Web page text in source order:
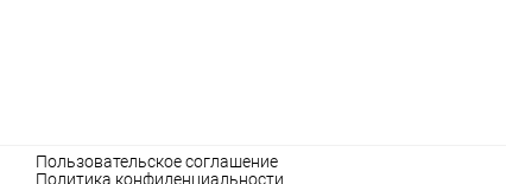
Пользовательское соглашение
Политика конфиденциальности